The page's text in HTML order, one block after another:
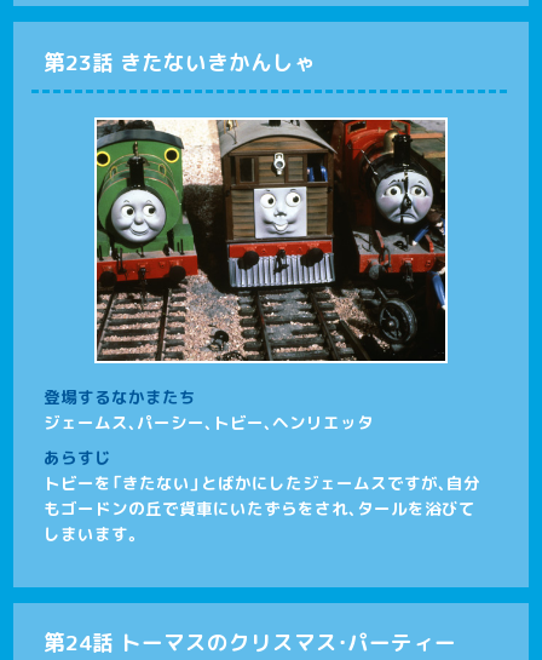
第23話 きたないきかんしゃ
登場するなかまたち
ジェームス、パーシー、トビー、ヘンリエッタ
あらすじ
トビーを「きたない」とばかにしたジェームスですが、自分
もゴードンの丘で貨車にいたずらをされ、タールを浴びて
しまいます。
第24話 トーマスのクリスマス・パーティー